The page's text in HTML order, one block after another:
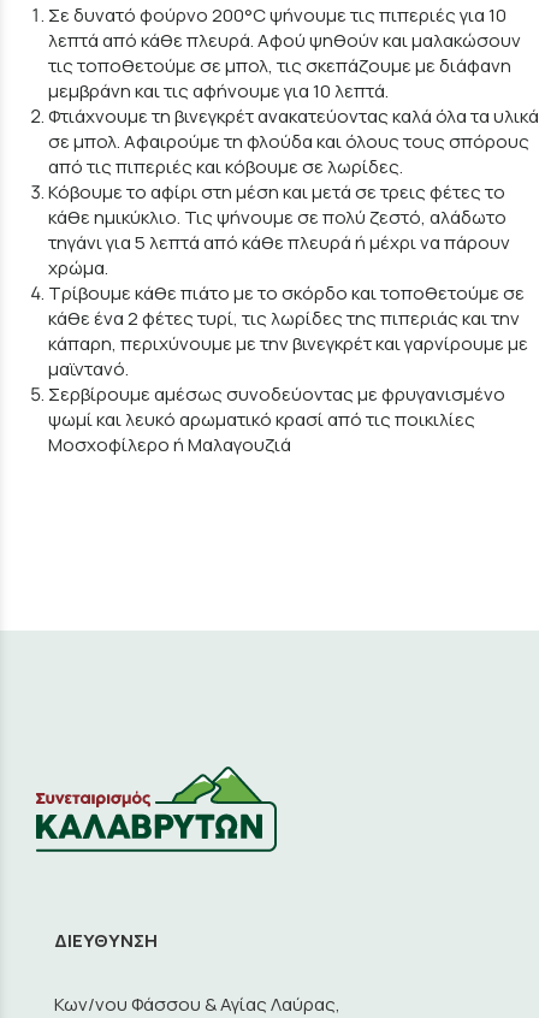
Σε δυνατό φούρνο 200°C ψήνουμε τις πιπεριές για 10
λεπτά από κάθε πλευρά. Αφού ψηθούν και μαλακώσουν
τις τοποθετούμε σε μπολ, τις σκεπάζουμε με διάφανη
μεμβράνη και τις αφήνουμε για 10 λεπτά.
Φτιάχνουμε τη βινεγκρέτ ανακατεύοντας καλά όλα τα υλικά
σε μπολ. Αφαιρούμε τη φλούδα και όλους τους σπόρους
από τις πιπεριές και κόβουμε σε λωρίδες.
Κόβουμε το αφίρι στη μέση και μετά σε τρεις φέτες το
κάθε ημικύκλιο. Τις ψήνουμε σε πολύ ζεστό, αλάδωτο
τηγάνι για 5 λεπτά από κάθε πλευρά ή μέχρι να πάρουν
χρώμα.
Τρίβουμε κάθε πιάτο με το σκόρδο και τοποθετούμε σε
κάθε ένα 2 φέτες τυρί, τις λωρίδες της πιπεριάς και την
κάπαρη, περιχύνουμε με την βινεγκρέτ και γαρνίρουμε με
μαϊντανό.
Σερβίρουμε αμέσως συνοδεύοντας με φρυγανισμένο
ψωμί και λευκό αρωματικό κρασί από τις ποικιλίες
Μοσχοφίλερο ή Μαλαγουζιά
ΔΙΕΥΘΥΝΣΗ
Κων/νου Φάσσου & Αγίας Λαύρας,